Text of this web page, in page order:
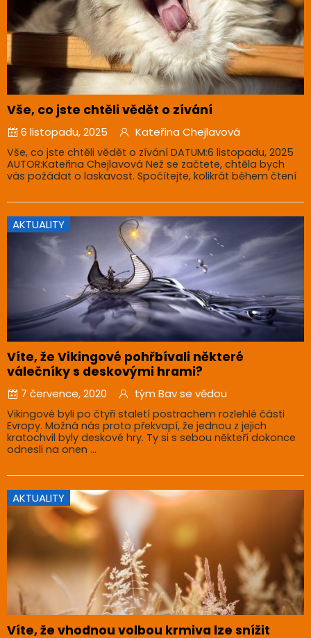
Vše, co jste chtěli vědět o zívání
6 listopadu, 2025 Kateřina Chejlavová
Vše, co jste chtěli vědět o zívání DATUM:6 listopadu, 2025
AUTOR:Kateřina Chejlavová Než se začtete, chtěla bych
vás požádat o laskavost. Spočítejte, kolikrát během čtení
AKTUALITY
Víte, že Vikingové pohřbívali některé
válečníky s deskovými hrami?
7 července, 2020 tým Bav se vědou
Vikingové byli po čtyři staletí postrachem rozlehlé části
Evropy. Možná nás proto překvapí, že jednou z jejich
kratochvil byly deskové hry. Ty si s sebou někteří dokonce
odnesli na onen ...
AKTUALITY
Víte, že vhodnou volbou krmiva lze snížit